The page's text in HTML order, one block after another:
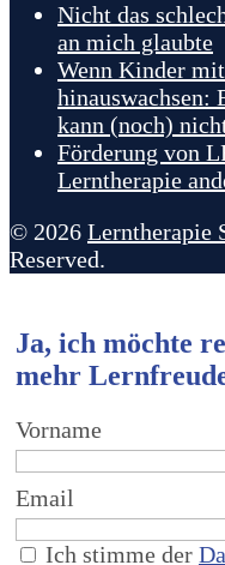
Nicht das
an mich glaubte
Wenn Kinder
hinauswachsen:
kann (noch)
Förderung von
Lerntherapie
© 2026 Lerntherapie
Reserved.
Ja, ich möchte
mehr
Vorname
Email
Ich stimme der